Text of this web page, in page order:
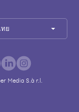
ย
Media S.à r.l.